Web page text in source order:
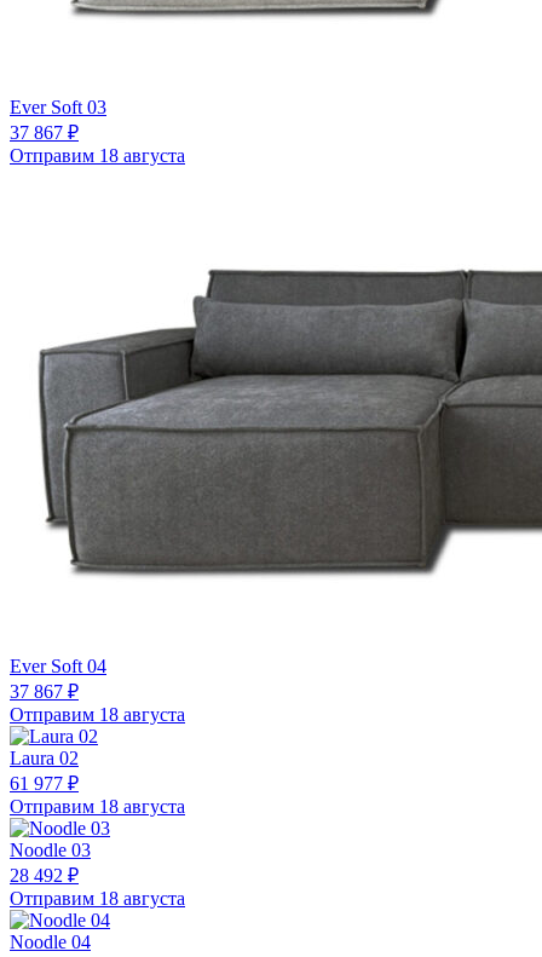
Ever Soft 03
37 867 ₽
Отправим 18 августа
Ever Soft 04
37 867 ₽
Отправим 18 августа
Laura 02
61 977 ₽
Отправим 18 августа
Noodle 03
28 492 ₽
Отправим 18 августа
Noodle 04